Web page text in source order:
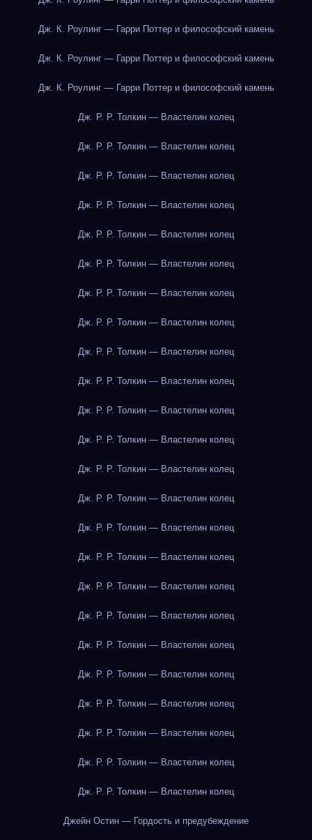
Дж. К. Роулинг — Гарри Поттер и философский камень
Дж. К. Роулинг — Гарри Поттер и философский камень
Дж. К. Роулинг — Гарри Поттер и философский камень
Дж. Р. Р. Толкин — Властелин колец
Дж. Р. Р. Толкин — Властелин колец
Дж. Р. Р. Толкин — Властелин колец
Дж. Р. Р. Толкин — Властелин колец
Дж. Р. Р. Толкин — Властелин колец
Дж. Р. Р. Толкин — Властелин колец
Дж. Р. Р. Толкин — Властелин колец
Дж. Р. Р. Толкин — Властелин колец
Дж. Р. Р. Толкин — Властелин колец
Дж. Р. Р. Толкин — Властелин колец
Дж. Р. Р. Толкин — Властелин колец
Дж. Р. Р. Толкин — Властелин колец
Дж. Р. Р. Толкин — Властелин колец
Дж. Р. Р. Толкин — Властелин колец
Дж. Р. Р. Толкин — Властелин колец
Дж. Р. Р. Толкин — Властелин колец
Дж. Р. Р. Толкин — Властелин колец
Дж. Р. Р. Толкин — Властелин колец
Дж. Р. Р. Толкин — Властелин колец
Дж. Р. Р. Толкин — Властелин колец
Дж. Р. Р. Толкин — Властелин колец
Дж. Р. Р. Толкин — Властелин колец
Дж. Р. Р. Толкин — Властелин колец
Дж. Р. Р. Толкин — Властелин колец
Джейн Остин — Гордость и предубеждение